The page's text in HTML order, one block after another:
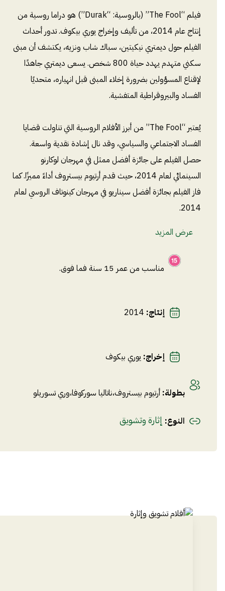
فيلم “The Fool” (بالروسية: “Durak”) هو دراما روسية من
إنتاج عام 2014، من تأليف وإخراج يوري بيكوف. تدور أحداث
الفيلم حول ديمتري نيكيتين، سباك شاب ونزيه، يكتشف أن مبنى
سكني متهدم يهدد حياة 800 شخص. يسعى ديمتري جاهدًا
لإقناع المسؤولين بضرورة إخلاء المبنى قبل انهياره، متحديًا
الفساد والبيروقراطية المتفشية.
يُعتبر “The Fool” من أبرز الأفلام الروسية التي تناولت قضايا
الفساد الاجتماعي والسياسي، وقد نال إشادة نقدية واسعة.
حصل الفيلم على جائزة أفضل ممثل في مهرجان لوكارنو
السينمائي لعام 2014، حيث قدم أرتيوم بيستروف أداءً مميزًا. كما
فاز الفيلم بجائزة أفضل سيناريو في مهرجان كينوتاف الروسي لعام
2014.
عرض المزيد
مناسب من عمر 15 سنة فما فوق.
إنتاج:
2014
إخراج: يوري بيكوف
بطولة: أرتيوم بيستروف،ناتاليا سوركوفا،وري تسوريلو
النوع: إثارة وتشويق